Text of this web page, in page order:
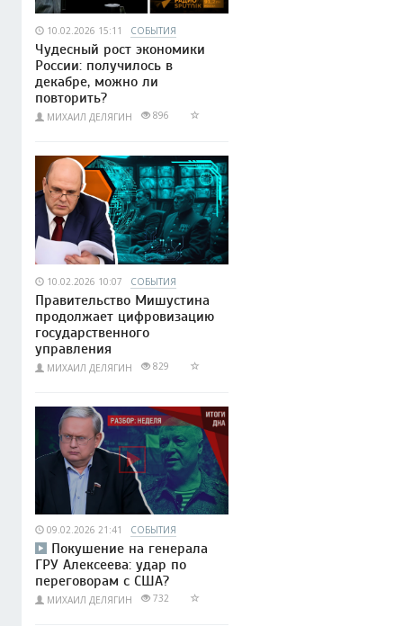
10.02.2026 15:11 СОБЫТИЯ
Чудесный рост экономики
России: получилось в
декабре, можно ли
повторить?
МИХАИЛ ДЕЛЯГИН 896
10.02.2026 10:07 СОБЫТИЯ
Правительство Мишустина
продолжает цифровизацию
государственного
управления
МИХАИЛ ДЕЛЯГИН 829
09.02.2026 21:41 СОБЫТИЯ
Покушение на генерала
ГРУ Алексеева: удар по
переговорам с США?
МИХАИЛ ДЕЛЯГИН 732